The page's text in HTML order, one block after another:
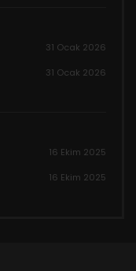
31 Ocak 2026
31 Ocak 2026
16 Ekim 2025
16 Ekim 2025